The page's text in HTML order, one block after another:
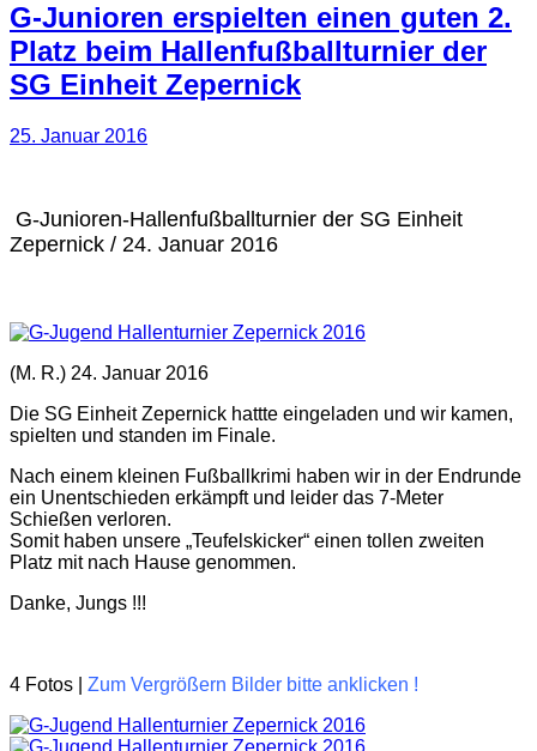
G-Junioren erspielten einen guten 2.
Platz beim Hallenfußballturnier der
SG Einheit Zepernick
25. Januar 2016
G-Junioren-Hallenfußballturnier der SG Einheit
Zepernick / 24. Januar 2016
(M. R.) 24. Januar 2016
Die SG Einheit Zepernick hattte eingeladen und wir kamen,
spielten und standen im Finale.
Nach einem kleinen Fußballkrimi haben wir in der Endrunde
ein Unentschieden erkämpft und leider das 7-Meter
Schießen verloren.
Somit haben unsere „Teufelskicker“ einen tollen zweiten
Platz mit nach Hause genommen.
Danke, Jungs !!!
4 Fotos | Zum Vergrößern Bilder bitte anklicken !